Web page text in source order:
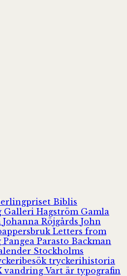
Biblis
Galleri Hagström Gamla
Johanna Röjgårds John
Letters from
Pangea Parasto Backman
Stockholms
tryckerihistoria
vandring Vart är typografin